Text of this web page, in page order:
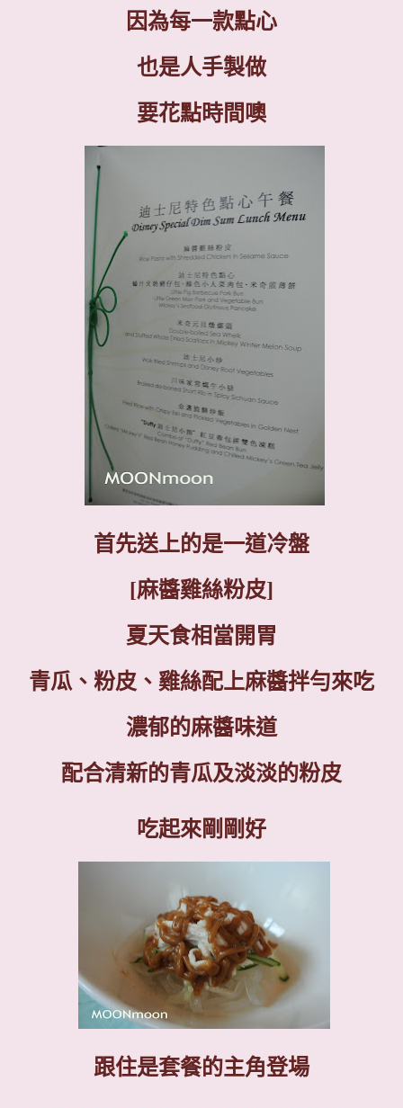
因為每一款點心
也是人手製做
要花點時間噢
首先送上的是一道冷盤
[麻醬雞絲粉皮]
夏天食相當開胃
青瓜、粉皮、雞絲配上麻醬拌勻來吃
濃郁的麻醬味道
配合清新的青瓜及淡淡的粉皮
吃起來剛剛好
跟住是套餐的主角登場